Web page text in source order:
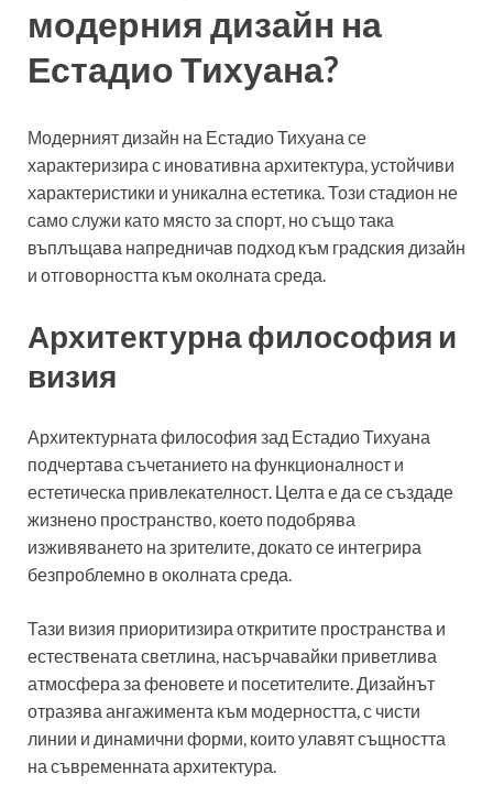
модерния дизайн на
Естадио Тихуана?
Модерният дизайн на Естадио Тихуана се
характеризира с иновативна архитектура, устойчиви
характеристики и уникална естетика. Този стадион не
само служи като място за спорт, но също така
въплъщава напредничав подход към градския дизайн
и отговорността към околната среда.
Архитектурна философия и
визия
Архитектурната философия зад Естадио Тихуана
подчертава съчетанието на функционалност и
естетическа привлекателност. Целта е да се създаде
жизнено пространство, което подобрява
изживяването на зрителите, докато се интегрира
безпроблемно в околната среда.
Тази визия приоритизира откритите пространства и
естествената светлина, насърчавайки приветлива
атмосфера за феновете и посетителите. Дизайнът
отразява ангажимента към модерността, с чисти
линии и динамични форми, които улавят същността
на съвременната архитектура.